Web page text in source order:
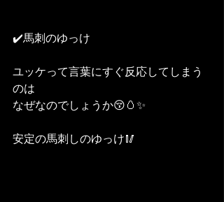
✔️馬刺のゆっけ
ユッケって言葉にすぐ反応してしまう
のは
なぜなのでしょうか😚🥚✨
安定の馬刺しのゆっけ🥢